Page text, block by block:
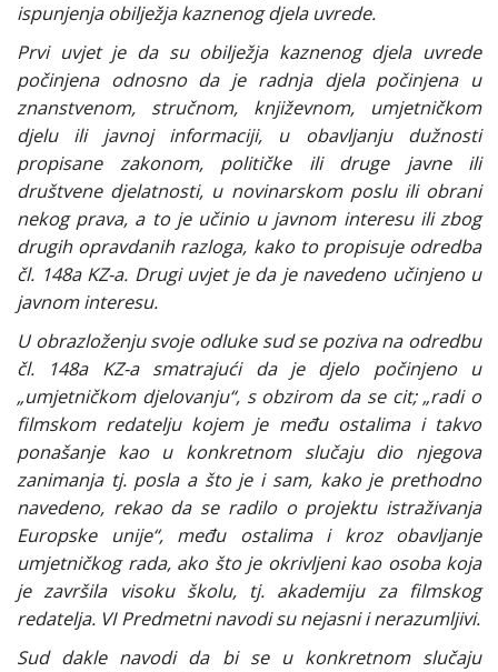
ispunjenja obilježja kaznenog djela uvrede.
Prvi uvjet je da su obilježja kaznenog djela uvrede
počinjena odnosno da je radnja djela počinjena u
znanstvenom, stručnom, književnom, umjetničkom
djelu ili javnoj informaciji, u obavljanju dužnosti
propisane zakonom, političke ili druge javne ili
društvene djelatnosti, u novinarskom poslu ili obrani
nekog prava, a to je učinio u javnom interesu ili zbog
drugih opravdanih razloga, kako to propisuje odredba
čl. 148a KZ-a. Drugi uvjet je da je navedeno učinjeno u
javnom interesu.
U obrazloženju svoje odluke sud se poziva na odredbu
čl. 148a KZ-a smatrajući da je djelo počinjeno u
„umjetničkom djelovanju“, s obzirom da se cit; „radi o
filmskom redatelju kojem je među ostalima i takvo
ponašanje kao u konkretnom slučaju dio njegova
zanimanja tj. posla a što je i sam, kako je prethodno
navedeno, rekao da se radilo o projektu istraživanja
Europske unije“, među ostalima i kroz obavljanje
umjetničkog rada, ako što je okrivljeni kao osoba koja
je završila visoku školu, tj. akademiju za filmskog
redatelja. VI Predmetni navodi su nejasni i nerazumljivi.
Sud dakle navodi da bi se u konkretnom slučaju